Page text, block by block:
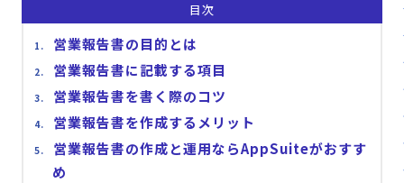
目次
営業報告書の目的とは
営業報告書に記載する項目
営業報告書を書く際のコツ
営業報告書を作成するメリット
営業報告書の作成と運用ならAppSuiteがおすす
め